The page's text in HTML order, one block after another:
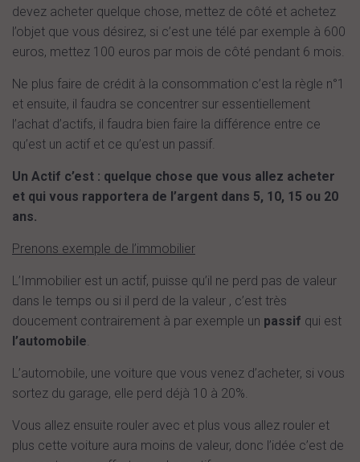
devez acheter quelque chose, mettez de côté et achetez
l’objet que vous désirez, si c’est une télé par exemple à 600
euros, mettez 100 euros par mois de côté pendant 6 mois.
Ne plus faire de crédit à la consommation c’est la règle n°1
et ensuite, il faudra se concentrer sur essentiellement
l’achat d’actifs, il faudra bien faire la différence entre ce
qu’est un actif et ce qu’est un passif.
Un Actif c’est : quelque chose que vous allez acheter
et qui vous rapportera de l’argent dans 5, 10, 15 ou 20
ans.
Prenons exemple de l’immobilier
L’Immobilier est un actif, puisse qu’il ne perd pas de valeur
dans le temps ou si il perd de la valeur , c’est très
doucement contrairement à par exemple un passif qui est
l’automobile.
L’automobile, une voiture que vous venez d’acheter, si vous
sortez du garage, elle perd déjà 10 à 20%.
Vous allez ensuite rouler avec et plus vous allez rouler et
plus cette voiture aura moins de valeur, donc l’idée c’est de